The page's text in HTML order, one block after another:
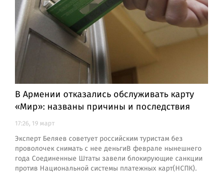
В Армении отказались обслуживать карту
«Мир»: названы причины и последствия
17:26, 19 март
Эксперт Беляев советует российским туристам без
проволочек снимать с нее деньгиВ феврале нынешнего
года Соединенные Штаты завели блокирующие санкции
против Национальной системы платежных карт(НСПК).